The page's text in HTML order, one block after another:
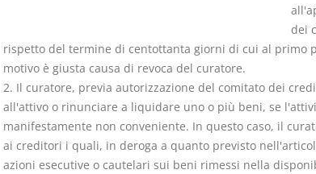
dei
rispetto del termine di centottanta giorni di cui al primo
motivo è giusta causa di revoca del curatore.
2. Il curatore, previa autorizzazione del comitato dei
all'attivo o rinunciare a liquidare uno o più beni, se
manifestamente non conveniente. In questo caso, il
ai creditori i quali, in deroga a quanto previsto
azioni esecutive o cautelari sui beni rimessi nella